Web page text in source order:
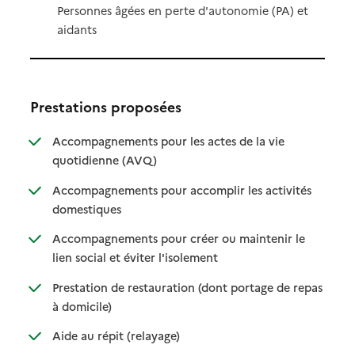
Personnes âgées en perte d'autonomie (PA) et
aidants
Prestations proposées
Accompagnements pour les actes de la vie
quotidienne (AVQ): disponible
: non disponible
Accompagnements pour accomplir les activités
domestiques: disponible
: non disponible
Accompagnements pour créer ou maintenir le
lien social et éviter l'isolement: disponible
: non disponible
Prestation de restauration (dont portage de repas
à domicile): disponible
: non disponible
Aide au répit (relayage): disponible
: non disponible